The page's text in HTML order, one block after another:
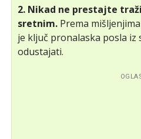
2. Nikad ne prestajte
sretnim. Prema
je ključ pronalaska posla iz
odustajati.